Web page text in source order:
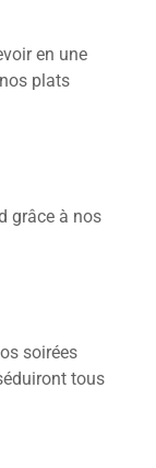
en une
plats
grâce à nos
soirées
tous